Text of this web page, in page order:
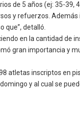
de 5 años (ej: 35-39,
y refuerzos.
que”, detalló.
en la cantidad de
gran importancia y
atletas inscriptos en
y al cual se